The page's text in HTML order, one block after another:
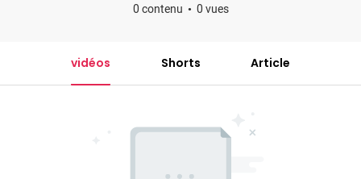
0 contenu
0 vues
vidéos Shorts Article